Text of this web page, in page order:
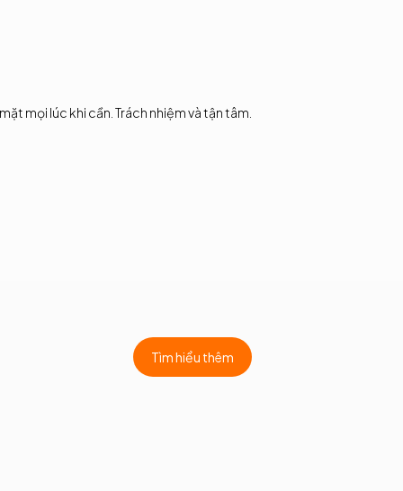
mọi lúc khi cần. Trách nhiệm và tận tâm.
Tìm hiểu thêm